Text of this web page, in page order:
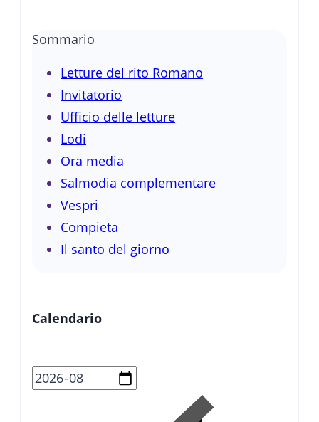
Sommario
Letture del rito Romano
Invitatorio
Ufficio delle letture
Lodi
Ora media
Salmodia complementare
Vespri
Compieta
Il santo del giorno
Calendario